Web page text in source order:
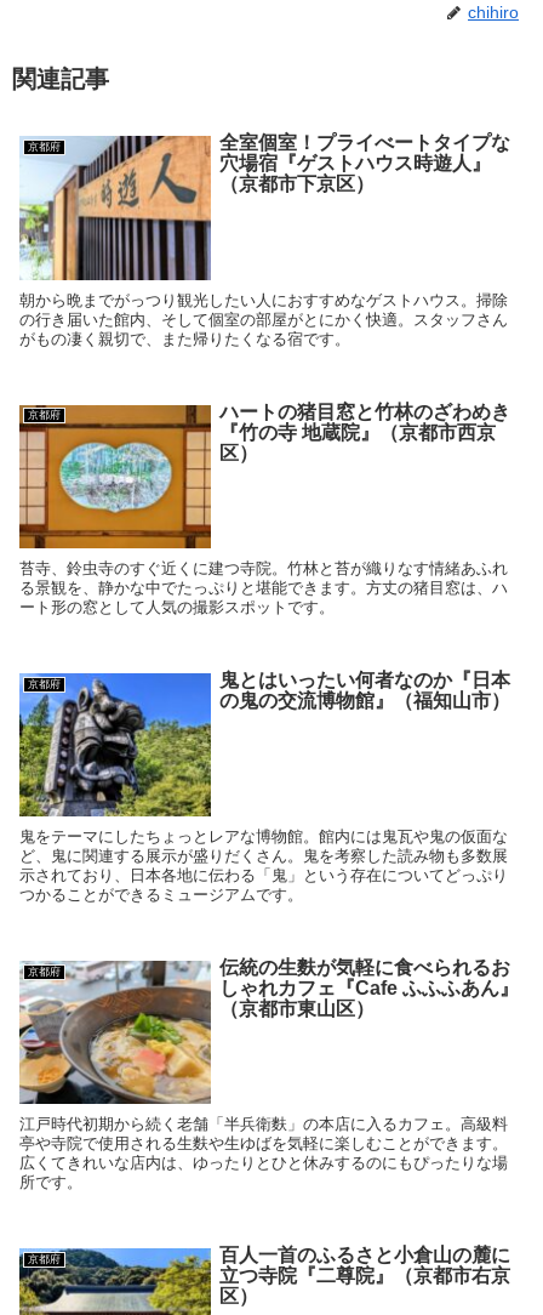
chihiro
関連記事
京都府
全室個室！プライべートタイプな
穴場宿『ゲストハウス時遊人』
（京都市下京区）
朝から晩までがっつり観光したい人におすすめなゲストハウス。掃除
の行き届いた館内、そして個室の部屋がとにかく快適。スタッフさん
がもの凄く親切で、また帰りたくなる宿です。
京都府
ハートの猪目窓と竹林のざわめき
『竹の寺 地蔵院』（京都市西京
区）
苔寺、鈴虫寺のすぐ近くに建つ寺院。竹林と苔が織りなす情緒あふれ
る景観を、静かな中でたっぷりと堪能できます。方丈の猪目窓は、ハ
ート形の窓として人気の撮影スポットです。
京都府
鬼とはいったい何者なのか『日本
の鬼の交流博物館』（福知山市）
鬼をテーマにしたちょっとレアな博物館。館内には鬼瓦や鬼の仮面な
ど、鬼に関連する展示が盛りだくさん。鬼を考察した読み物も多数展
示されており、日本各地に伝わる「鬼」という存在についてどっぷり
つかることができるミュージアムです。
京都府
伝統の生麩が気軽に食べられるお
しゃれカフェ『Cafe ふふふあん』
（京都市東山区）
江戸時代初期から続く老舗「半兵衛麩」の本店に入るカフェ。高級料
亭や寺院で使用される生麩や生ゆばを気軽に楽しむことができます。
広くてきれいな店内は、ゆったりとひと休みするのにもぴったりな場
所です。
京都府
百人一首のふるさと小倉山の麓に
立つ寺院『二尊院』（京都市右京
区）